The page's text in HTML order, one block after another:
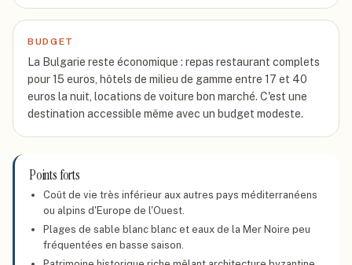
BUDGET
La Bulgarie reste économique : repas restaurant complets
pour 15 euros, hôtels de milieu de gamme entre 17 et 40
euros la nuit, locations de voiture bon marché. C'est une
destination accessible même avec un budget modeste.
Points forts
Coût de vie très inférieur aux autres pays méditerranéens
ou alpins d'Europe de l'Ouest.
Plages de sable blanc blanc et eaux de la Mer Noire peu
fréquentées en basse saison.